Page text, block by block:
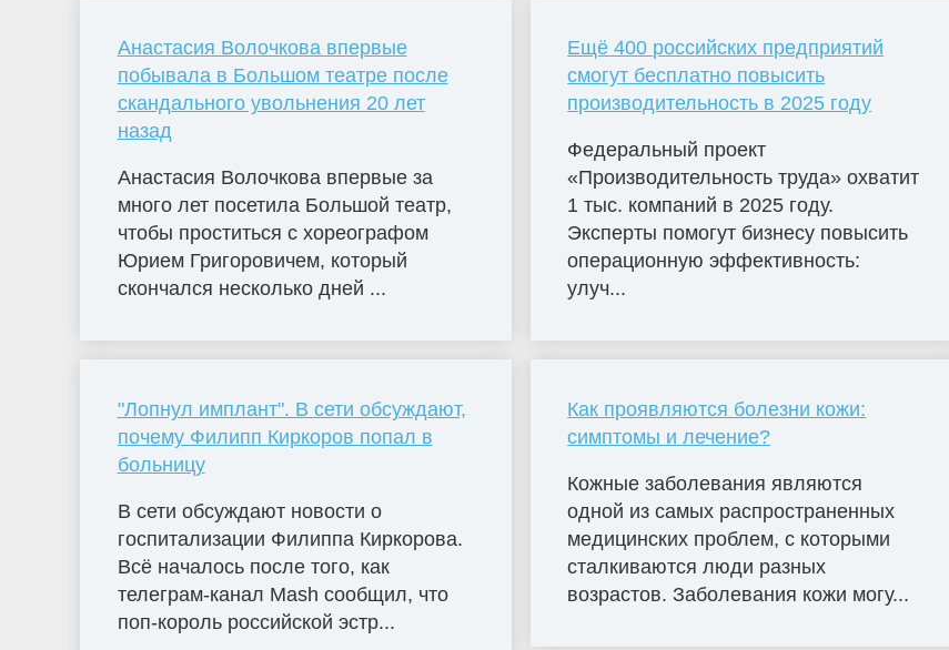
Анастасия Волочкова впервые
побывала в Большом театре после
скандального увольнения 20 лет
назад
Анастасия Волочкова впервые за
много лет посетила Большой театр,
чтобы проститься с хореографом
Юрием Григоровичем, который
скончался несколько дней ...
"Лопнул имплант". В сети обсуждают,
почему Филипп Киркоров попал в
больницу
В сети обсуждают новости о
госпитализации Филиппа Киркорова.
Всё началось после того, как
телеграм-канал Mash сообщил, что
поп-король российской эстр...
Ещё 400 российских предприятий
смогут бесплатно повысить
производительность в 2025 году
Федеральный проект
«Производительность труда» охватит
1 тыс. компаний в 2025 году.
Эксперты помогут бизнесу повысить
операционную эффективность:
улуч...
Как проявляются болезни кожи:
симптомы и лечение?
Кожные заболевания являются
одной из самых распространенных
медицинских проблем, с которыми
сталкиваются люди разных
возрастов. Заболевания кожи могу...